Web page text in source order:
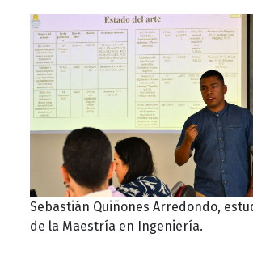
Sebastián Quiñones Arredondo,
de la Maestría en Ingeniería.